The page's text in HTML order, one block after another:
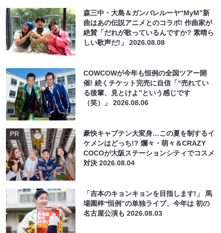
森三中・大島＆ガンバレルーヤ“MyM”新
曲はあの伝説アニメとのコラボ! 作曲家が
絶賛「だれが歌っているんですか? 素晴ら
しい歌声だ!」2026.08.08
COWCOWが今年も恒例の全国ツアー開
催! 続くチケット完売に自信「“売れてい
る後輩、見とけよ”という感じです
（笑）」2026.08.06
PR
豪快キャプテン大変身…この夏を制するイ
ケメンはどっち!? 爛々・萌々＆CRAZY
COCOが大阪ステーションシティでコスメ
対決2026.08.04
「吉本のキョンキョンを目指します!」 馬
場園梓“恒例”の単独ライブ、今年は 初の
名古屋公演も2026.08.03